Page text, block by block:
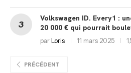
Volkswagen ID. Every1 :
20 000 € qui pourrait
parLoris 11 mars 2025
PRÉCÉDENT